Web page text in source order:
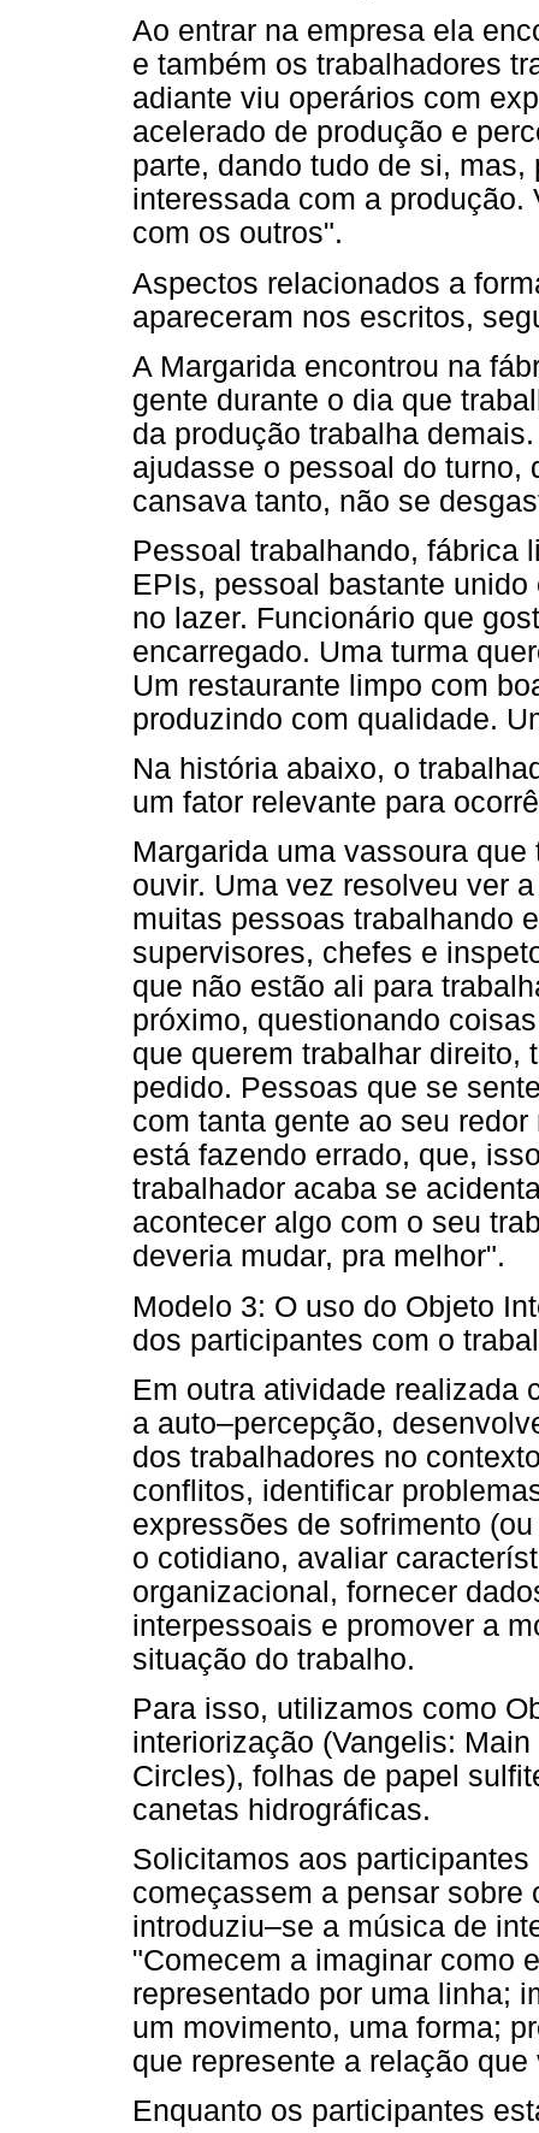
Ao entrar na empresa ela
e também os trabalhadores
adiante viu operários com
acelerado de produção e
parte, dando tudo de si,
interessada com a
com os outros".
Aspectos relacionados a
apareceram nos escritos,
A Margarida encontrou na
gente durante o dia que
da produção trabalha
ajudasse o pessoal do turno,
cansava tanto, não se
Pessoal trabalhando, fábrica
EPIs, pessoal bastante
no lazer. Funcionário que
encarregado. Uma turma
Um restaurante limpo com
produzindo com qualidade.
Na história abaixo, o
um fator relevante para
Margarida uma vassoura
ouvir. Uma vez resolveu ver
muitas pessoas trabalhando
supervisores, chefes e
que não estão ali para
próximo, questionando
que querem trabalhar direito,
pedido. Pessoas que se
com tanta gente ao seu
está fazendo errado, que,
trabalhador acaba se
acontecer algo com o seu
deveria mudar, pra melhor".
Modelo 3: O uso do Objeto
dos participantes com o
Em outra atividade realizada
a auto–percepção,
dos trabalhadores no
conflitos, identificar
expressões de sofrimento
o cotidiano, avaliar
organizacional, fornecer
interpessoais e promover a
situação do trabalho.
Para isso, utilizamos como
interiorização (Vangelis:
Circles), folhas de papel
canetas hidrográficas.
Solicitamos aos
começassem a pensar sobre
introduziu–se a música de
"Comecem a imaginar como
representado por uma linha;
um movimento, uma forma;
que represente a relação
Enquanto os participantes